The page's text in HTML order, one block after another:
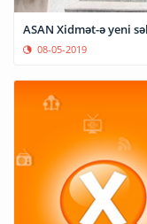
ASAN Xidmət-ə yeni
08-05-2019